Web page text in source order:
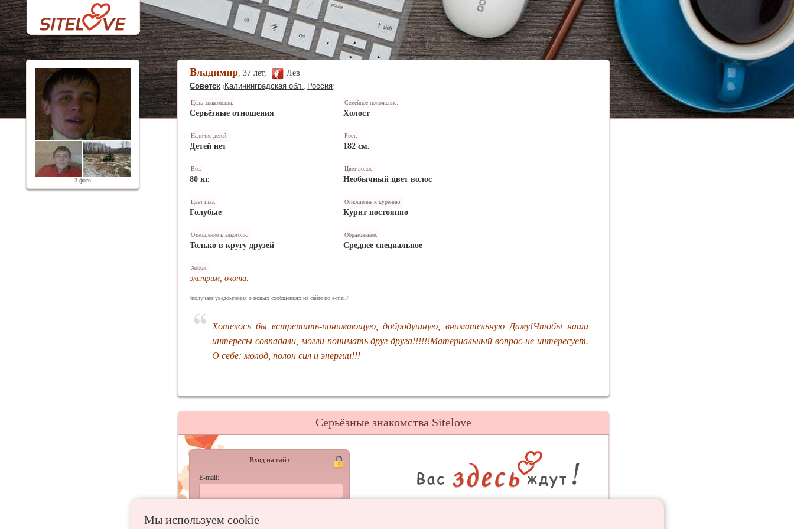
3 фото
Владимир, 37 лет,
Лев
Советск (Калининградская обл. Россия)
Цель знакомства:
Серьёзные отношения
Семейное положение:
Холост
Наличие детей:
Детей нет
Рост:
182 см.
Вес:
80 кг.
Цвет волос:
Необычный цвет волос
Цвет глаз:
Голубые
Отношение к курению:
Курит постоянно
Отношение к алкоголю:
Только в кругу друзей
Образование:
Среднее специальное
Хобби:
экстрим, охота.
/получает уведомления о новых сообщениях на сайте по e-mail/
Хотелось бы встретить-понимающую, добродушную, внимательную Даму!Чтобы наши
интересы совпадали, могли понимать друг друга!!!!!!Материальный вопрос-не интересует.
О себе: молод, полон сил и энергии!!!
Мы используем сookie
Серьёзные знакомства Sitelove
Вход на сайт
E-mail: